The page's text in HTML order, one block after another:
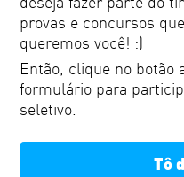
provas e concursos
queremos você! :)
Então, clique no botão
formulário para
seletivo.
Tô